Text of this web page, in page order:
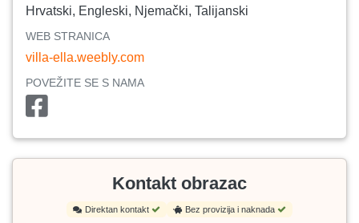
Hrvatski, Engleski, Njemački, Talijanski
WEB STRANICA
villa-ella.weebly.com
POVEŽITE SE S NAMA
Kontakt obrazac
Direktan kontakt Bez provizija i naknada